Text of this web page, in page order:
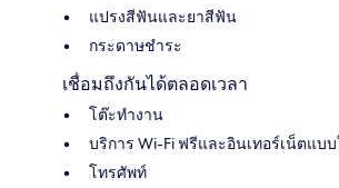
แปรงสีฟันและยาสีฟัน
กระดาษชำระ
เชื่อมถึงกันได้ตลอดเวลา
โต๊ะทำงาน
บริการ Wi-Fi ฟรีและอินเทอร์เน็ตแบ
โทรศัพท์